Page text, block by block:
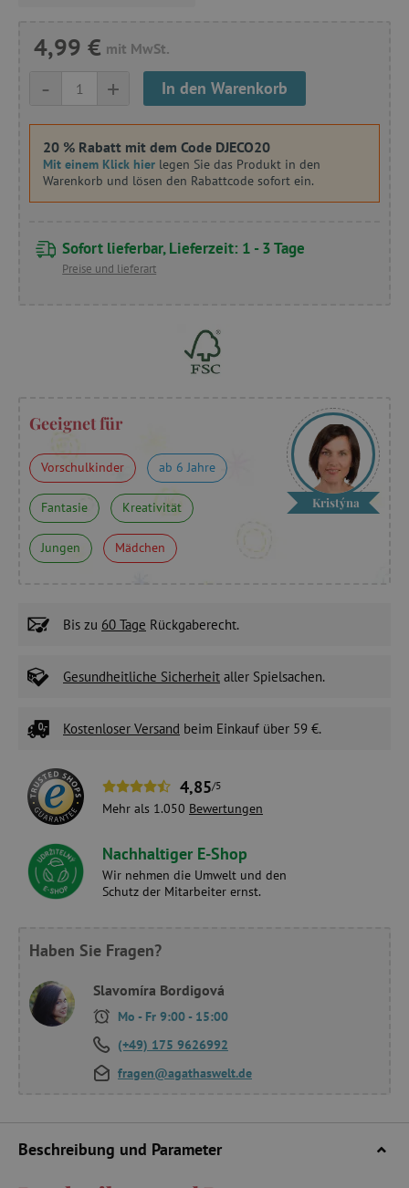
4,99 € mit MwSt.
+
- In den Warenkorb
20 % Rabatt mit dem Code DJECO20
Mit einem Klick hier legen Sie das Produkt in den
Warenkorb und lösen den Rabattcode sofort ein.
Sofort lieferbar, Lieferzeit: 1 - 3 Tage
Preise und lieferart
Geeignet für
Vorschulkinder ab 6 Jahre
Fantasie Kreativität
Jungen Mädchen
Kristýna
Bis zu 60 Tage Rückgaberecht.
Gesundheitliche Sicherheit aller Spielsachen.
Kostenloser Versand beim Einkauf über 59 €.
4,85/5
Mehr als 1.050 Bewertungen
Nachhaltiger E-Shop
Wir nehmen die Umwelt und den
Schutz der Mitarbeiter ernst.
Haben Sie Fragen?
Slavomíra Bordigová
Mo - Fr 9:00 - 15:00
(+49) 175 9626992
fragen@agathaswelt.de
Beschreibung und Parameter